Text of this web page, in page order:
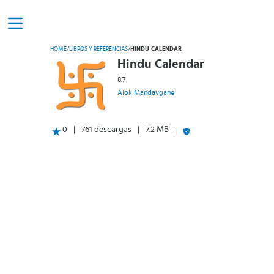
HOME/LIBROS Y REFERENCIAS/ HINDU CALENDAR
Hindu Calendar
8.7
Alok Mandavgane
0 761 descargas 7.2 MB